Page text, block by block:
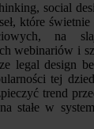
social
które
na
webinariów i
legal design
tej
trend
stałe w